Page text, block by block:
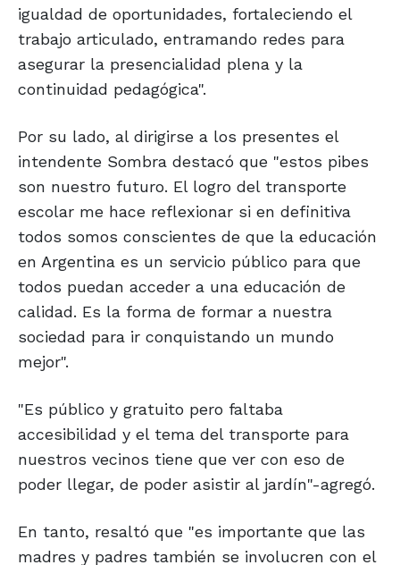
igualdad de oportunidades, fortaleciendo el
trabajo articulado, entramando redes para
asegurar la presencialidad plena y la
continuidad pedagógica".
Por su lado, al dirigirse a los presentes el
intendente Sombra destacó que "estos pibes
son nuestro futuro. El logro del transporte
escolar me hace reflexionar si en definitiva
todos somos conscientes de que la educación
en Argentina es un servicio público para que
todos puedan acceder a una educación de
calidad. Es la forma de formar a nuestra
sociedad para ir conquistando un mundo
mejor".
"Es público y gratuito pero faltaba
accesibilidad y el tema del transporte para
nuestros vecinos tiene que ver con eso de
poder llegar, de poder asistir al jardín"-agregó.
En tanto, resaltó que "es importante que las
madres y padres también se involucren con el